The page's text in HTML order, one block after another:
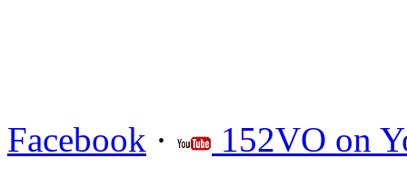
Facebook ·
152VO on